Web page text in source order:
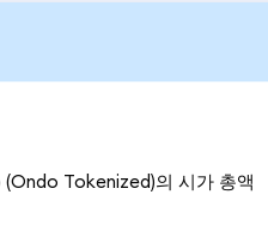
Tokenized)의 시가 총액